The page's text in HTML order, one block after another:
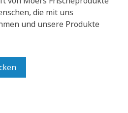
die mit uns
und unsere Produkte